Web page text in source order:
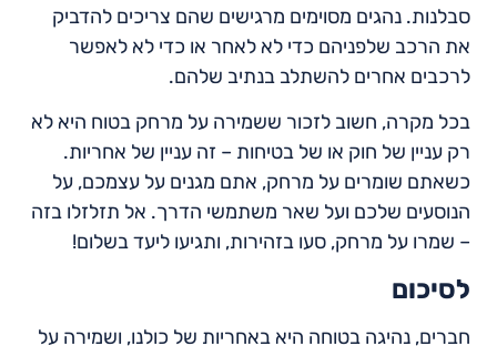
סבלנות. נהגים מסוימים מרגישים שהם צריכים להדביק
את הרכב שלפניהם כדי לא לאחר או כדי לא לאפשר
לרכבים אחרים להשתלב בנתיב שלהם.
בכל מקרה, חשוב לזכור ששמירה על מרחק בטוח היא לא
רק עניין של חוק או של בטיחות – זה עניין של אחריות.
כשאתם שומרים על מרחק, אתם מגנים על עצמכם, על
הנוסעים שלכם ועל שאר משתמשי הדרך. אל תזלזלו בזה
– שמרו על מרחק, סעו בזהירות, ותגיעו ליעד בשלום!
לסיכום
חברים, נהיגה בטוחה היא באחריות של כולנו, ושמירה על